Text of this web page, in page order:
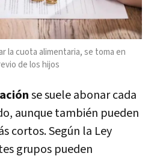
la cuota alimentaria, se toma en
de los hijos
se suele abonar cada
aunque también pueden
cortos. Según la Ley
grupos pueden